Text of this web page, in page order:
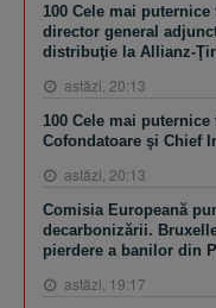
100 Cele mai
director general
distribuţie la Allianz-
astăzi, 20:13
100 Cele mai
Cofondatoare şi Chief
astăzi, 20:13
Comisia Europeană
decarbonizării.
pierdere a banilor din
astăzi, 19:17